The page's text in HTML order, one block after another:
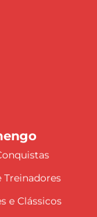
Treinadores
e Clássicos